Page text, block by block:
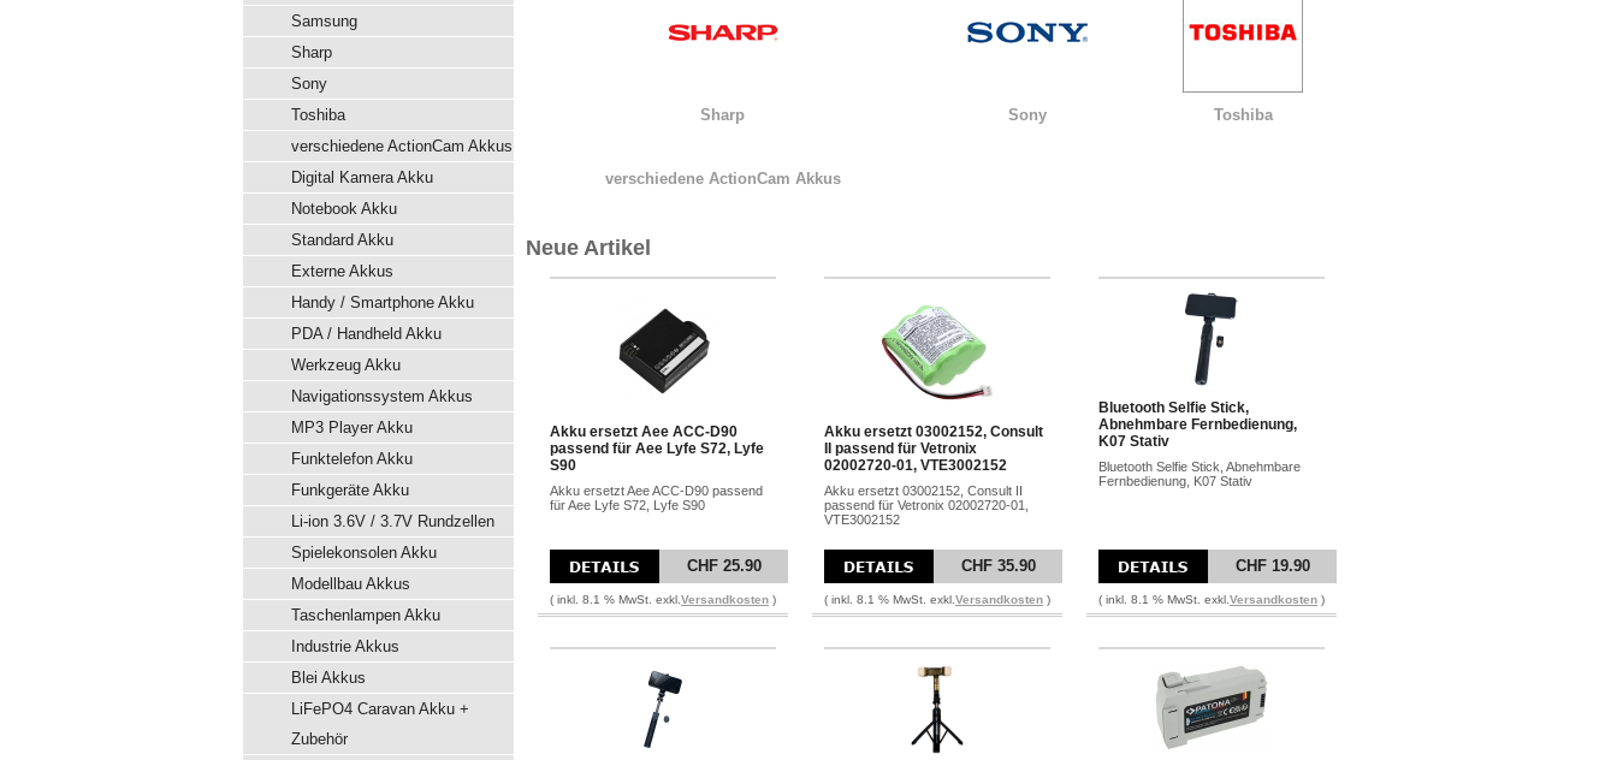
Samsung
Sharp
Sony
Toshiba
verschiedene ActionCam Akkus
Digital Kamera Akku
Notebook Akku
Standard Akku
Externe Akkus
Handy / Smartphone Akku
PDA / Handheld Akku
Werkzeug Akku
Navigationssystem Akkus
MP3 Player Akku
Funktelefon Akku
Funkgeräte Akku
Li-ion 3.6V / 3.7V Rundzellen
Spielekonsolen Akku
Modellbau Akkus
Taschenlampen Akku
Industrie Akkus
Blei Akkus
LiFePO4 Caravan Akku +
Zubehör
Sharp Sony Toshiba
verschiedene ActionCam Akkus
Neue Artikel
Akku ersetzt Aee ACC-D90
passend für Aee Lyfe S72, Lyfe
S90
Akku ersetzt Aee ACC-D90 passend
für Aee Lyfe S72, Lyfe S90
CHF 25.90
( inkl. 8.1 % MwSt. exkl. Versandkosten )
Akku ersetzt 03002152, Consult
II passend für Vetronix
02002720-01, VTE3002152
Akku ersetzt 03002152, Consult II
passend für Vetronix 02002720-01,
VTE3002152
CHF 35.90
( inkl. 8.1 % MwSt. exkl. Versandkosten )
Bluetooth Selfie Stick,
Abnehmbare Fernbedienung,
K07 Stativ
Bluetooth Selfie Stick, Abnehmbare
Fernbedienung, K07 Stativ
CHF 19.90
( inkl. 8.1 % MwSt. exkl. Versandkosten )